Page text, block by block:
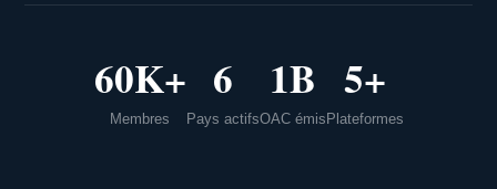
60K+
Membres
6
Pays actifs
1B
OAC émis
5+
Plateformes